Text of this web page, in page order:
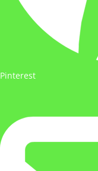
Pinterest